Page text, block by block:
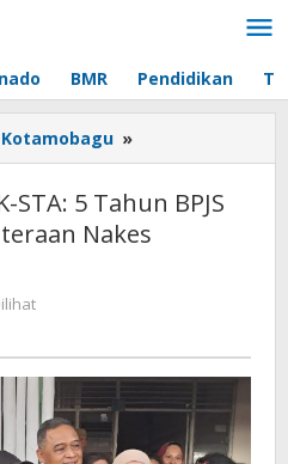
BMR Pendidikan
Kotamobagu »
Paslon
STA:
5
Kesejahteraan
Nakes
Prioritas
5 Tahun BPJS
Nakes